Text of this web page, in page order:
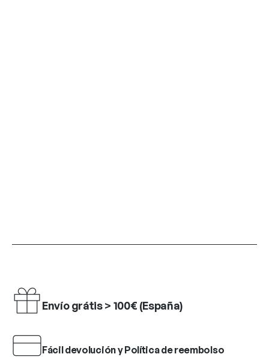
Envío grátis > 100€ (España)
Fácil devolución y Política de reembolso